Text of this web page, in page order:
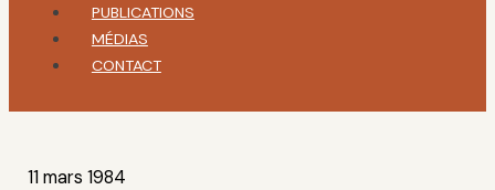
PUBLICATIONS
MÉDIAS
CONTACT
11 mars 1984